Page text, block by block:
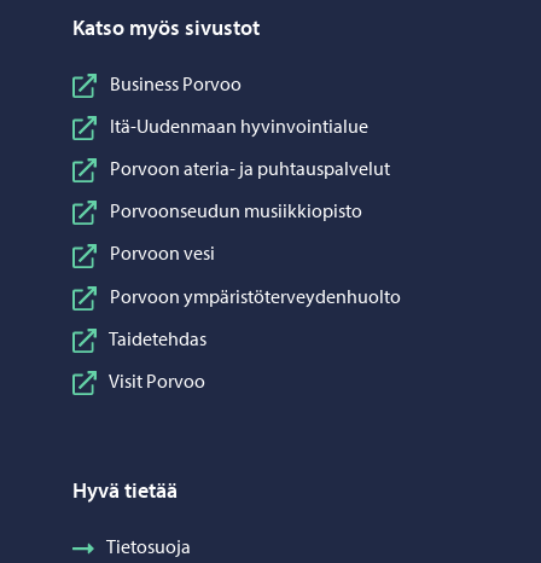
Katso myös sivustot
Business Porvoo
Itä-Uudenmaan hyvinvointialue
Porvoon ateria- ja puhtauspalvelut
Porvoonseudun musiikkiopisto
Porvoon vesi
Porvoon ympäristöterveydenhuolto
Taidetehdas
Visit Porvoo
Hyvä tietää
Tietosuoja